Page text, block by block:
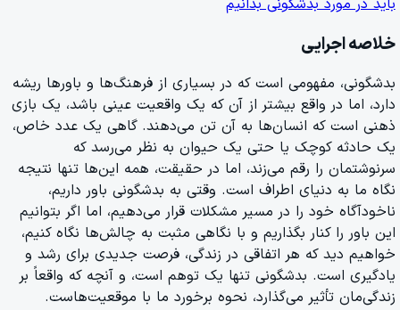
باید در مورد بدشگونی بدانیم
خلاصه اجرایی
بدشگونی، مفهومی است که در بسیاری از فرهنگ‌ها و باورها ریشه
دارد، اما در واقع بیشتر از آن که یک واقعیت عینی باشد، یک بازی
ذهنی است که انسان‌ها به آن تن می‌دهند. گاهی یک عدد خاص،
یک حادثه کوچک یا حتی یک حیوان به نظر می‌رسد که
سرنوشتمان را رقم می‌زند، اما در حقیقت، همه این‌ها تنها نتیجه
نگاه ما به دنیای اطراف است. وقتی به بدشگونی باور داریم،
ناخودآگاه خود را در مسیر مشکلات قرار می‌دهیم، اما اگر بتوانیم
این باور را کنار بگذاریم و با نگاهی مثبت به چالش‌ها نگاه کنیم،
خواهیم دید که هر اتفاقی در زندگی، فرصت جدیدی برای رشد و
یادگیری است. بدشگونی تنها یک توهم است، و آنچه که واقعاً بر
زندگی‌مان تأثیر می‌گذارد، نحوه برخورد ما با موقعیت‌هاست.